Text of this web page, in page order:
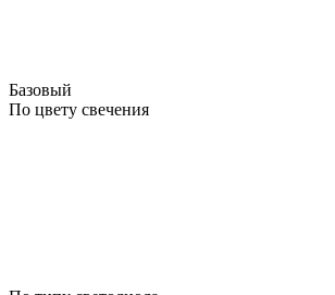
Базовый
По цвету свечения